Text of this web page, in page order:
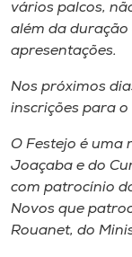
Museu
Unoesc
Store
Selecione
o idioma
vários palcos,
além da duração
apresentações.
Nos próximos
inscrições para o
O Festejo é uma
Joaçaba e do
com patrocínio
Novos que
Rouanet, do